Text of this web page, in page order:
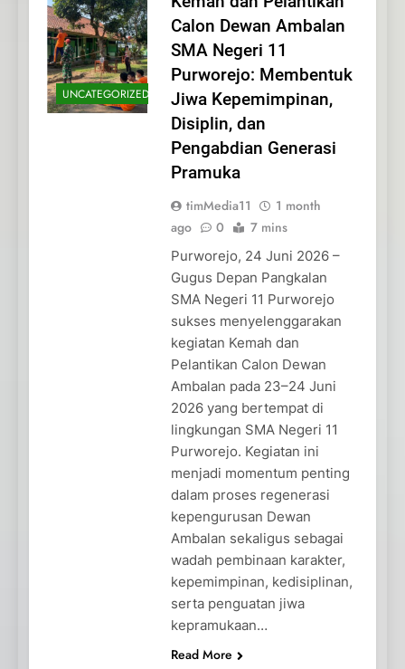
UNCATEGORIZED
Calon Dewan Ambalan
SMA Negeri 11
Purworejo: Membentuk
Jiwa Kepemimpinan,
Disiplin, dan
Pengabdian Generasi
Pramuka
timMedia11
1 month
ago
0 7 mins
Purworejo, 24 Juni 2026 –
Gugus Depan Pangkalan
SMA Negeri 11 Purworejo
sukses menyelenggarakan
kegiatan Kemah dan
Pelantikan Calon Dewan
Ambalan pada 23–24 Juni
2026 yang bertempat di
lingkungan SMA Negeri 11
Purworejo. Kegiatan ini
menjadi momentum penting
dalam proses regenerasi
kepengurusan Dewan
Ambalan sekaligus sebagai
wadah pembinaan karakter,
kepemimpinan, kedisiplinan,
serta penguatan jiwa
kepramukaan…
Read More